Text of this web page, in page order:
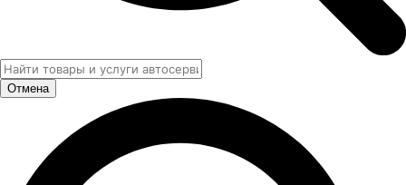
Отмена